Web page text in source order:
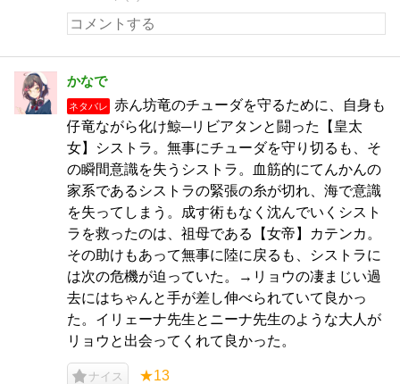
かなで
ネタバレ
赤ん坊竜のチューダを守るために、自身も
仔竜ながら化け鯨─リビアタンと闘った【皇太
女】シストラ。無事にチューダを守り切るも、そ
の瞬間意識を失うシストラ。血筋的にてんかんの
家系であるシストラの緊張の糸が切れ、海で意識
を失ってしまう。成す術もなく沈んでいくシスト
ラを救ったのは、祖母である【女帝】カテンカ。
その助けもあって無事に陸に戻るも、シストラに
は次の危機が迫っていた。→リョウの凄まじい過
去にはちゃんと手が差し伸べられていて良かっ
た。イリェーナ先生とニーナ先生のような大人が
リョウと出会ってくれて良かった。
ナイス ★13